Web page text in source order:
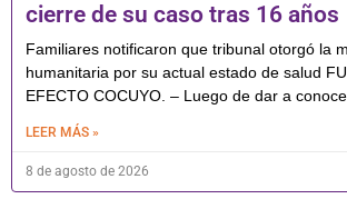
cierre de su caso tras 16 años
Familiares notificaron que tribunal otorgó la
humanitaria por su actual estado de salud
EFECTO COCUYO. – Luego de dar a
LEER MÁS »
8 de agosto de 2026